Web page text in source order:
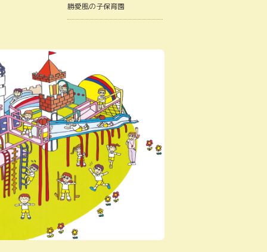
勝愛風の子保育園